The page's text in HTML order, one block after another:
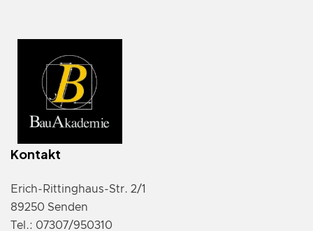
Kontakt
Erich-Rittinghaus-Str. 2/1
89250 Senden
Tel.: 07307/950310